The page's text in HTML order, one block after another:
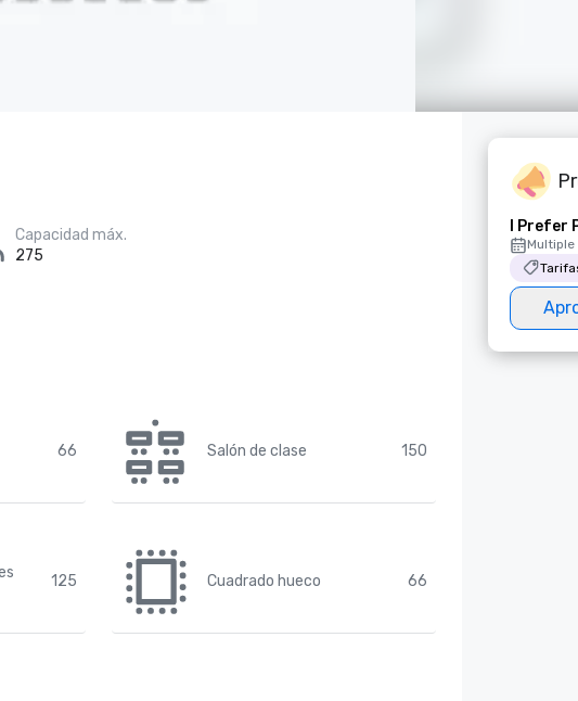
Capacidad máx.
275
66 Salón de clase 150
125 Cuadrado hueco 66
I Prefer